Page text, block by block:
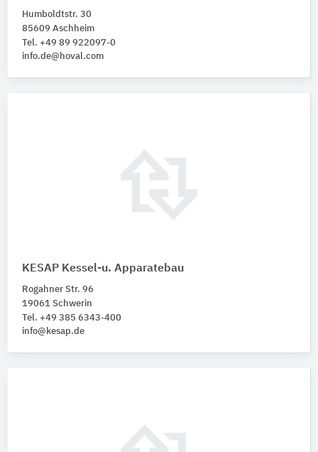
Humboldtstr. 30
85609 Aschheim
Tel. +49 89 922097-0
info.de@hoval.com
KESAP Kessel-u. Apparatebau
Rogahner Str. 96
19061 Schwerin
Tel. +49 385 6343-400
info@kesap.de